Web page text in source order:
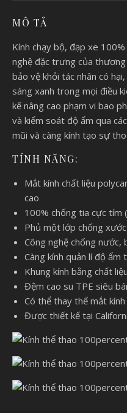
MÔ TẢ
Kính chạy bộ, đạp xe
nghệ đặc trưng của
bảo vệ khỏi tác nhân có
sáng xanh trong mọi điều
kế nâng cao phạm vi bao
và kiểm soát độ ẩm qua
mũi và càng kính tạo sự
TÍNH NĂNG:
Mắt kính chất liệu
cao
100% chống tia cực tím
Phủ một lớp chống
Công nghệ chống nước,
Càng kính quản lí độ ẩm
Khung kính bằng chất
Đệm cao su TPE siêu
Có thể thay thế mắt kính
Được thiết kế tại